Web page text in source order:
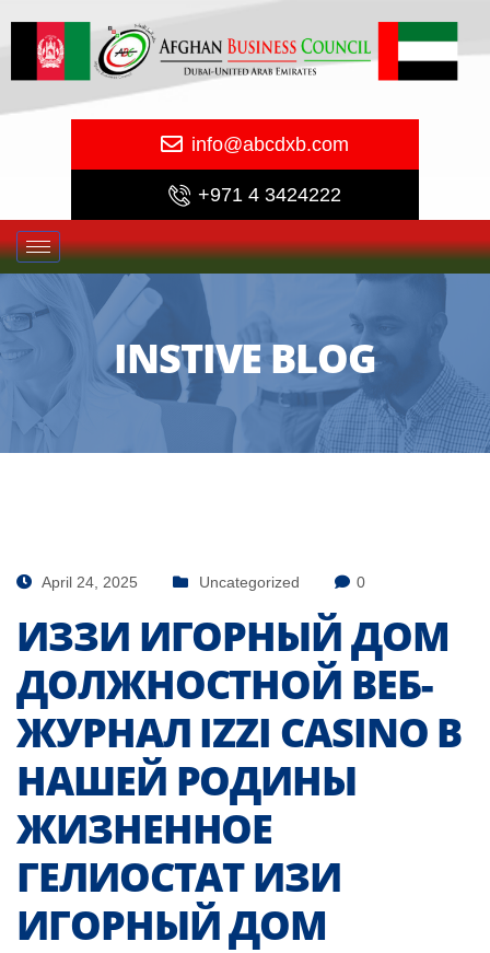
info@abcdxb.com
+971 4 3424222
INSTIVE BLOG
April 24, 2025 Uncategorized 0
ИЗЗИ ИГОРНЫЙ ДОМ
ДОЛЖНОСТНОЙ ВЕБ-
ЖУРНАЛ IZZI CASINO В
НАШЕЙ РОДИНЫ
ЖИЗНЕННОЕ
ГЕЛИОСТАТ ИЗИ
ИГОРНЫЙ ДОМ